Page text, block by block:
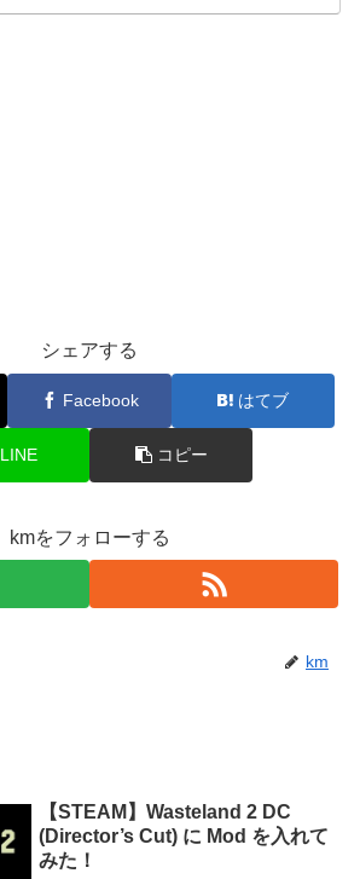
シェアする
Facebook はてブ
LINE コピー
kmをフォローする
km
【STEAM】Wasteland 2 DC
(Director’s Cut) に Mod を入れて
みた！